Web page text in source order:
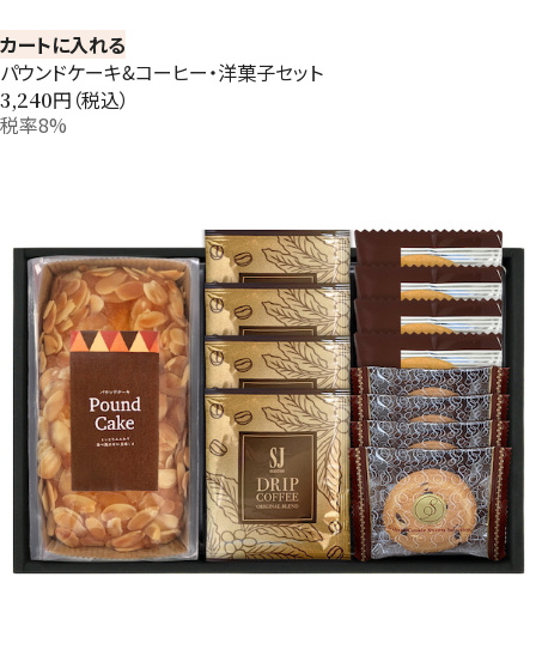
カートに入れる
パウンドケーキ&コーヒー・洋菓子セット
3,240円（税込）
税率8%